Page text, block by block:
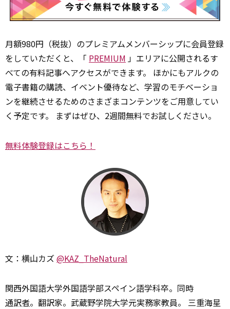
月額980円（税抜）のプレミアムメンバーシップに会員登録
をしていただくと、「 PREMIUM 」エリアに公開されるす
べての有料記事へアクセスができます。 ほかにもアルクの
電子書籍の購読、イベント優待など、学習のモチベーショ
ンを継続させるためのさまざまコンテンツをご用意してい
く予定です。 まずはぜひ、2週間無料でお試しください。
無料体験登録はこちら！
文：横山カズ @KAZ_TheNatural
関西外国語大学外国語学部スペイン語学科卒。同時
通訳者。翻訳家。武蔵野学院大学元実務家教員。 三重海星